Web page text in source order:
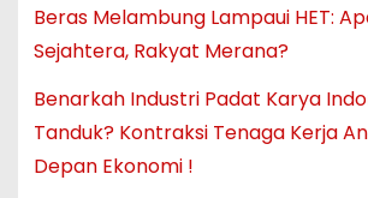
Beras Melambung Lampaui HET:
Sejahtera, Rakyat Merana?
Benarkah Industri Padat Karya
Tanduk? Kontraksi Tenaga Kerja
Depan Ekonomi !